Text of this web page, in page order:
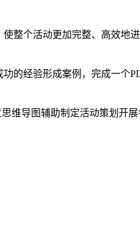
整个活动更加完整、高效地
的经验形成案例，完成一个
维导图辅助制定活动策划开